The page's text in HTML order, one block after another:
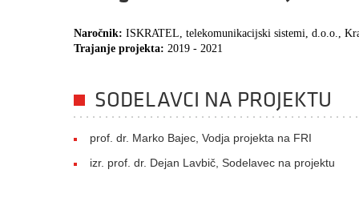
Naročnik: ISKRATEL, telekomunikacijski sistemi, d.o.o.,
Trajanje projekta: 2019 - 2021
SODELAVCI NA PROJEKTU
prof. dr. Marko Bajec, Vodja projekta na FRI
izr. prof. dr. Dejan Lavbič, Sodelavec na projektu